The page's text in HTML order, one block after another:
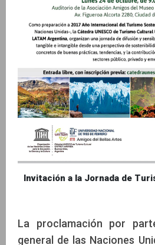
Invitación a la Jornada de
La proclamación por
general de las Naciones